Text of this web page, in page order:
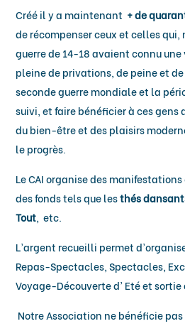
Créé il y a maintenant + de
de récompenser ceux et celles qui,
guerre de 14-18 avaient connu
pleine de privations, de peine et
seconde guerre mondiale et la
suivi, et faire bénéficier à ces gens
du bien-être et des plaisirs
le progrès.
Le CAI organise des
des fonds tels que lesthés
Tout, etc.
L’argent recueilli permet
Repas-Spectacles, Spectacles,
Voyage-Découverte d’ Eté et
Notre Association ne bénéficie